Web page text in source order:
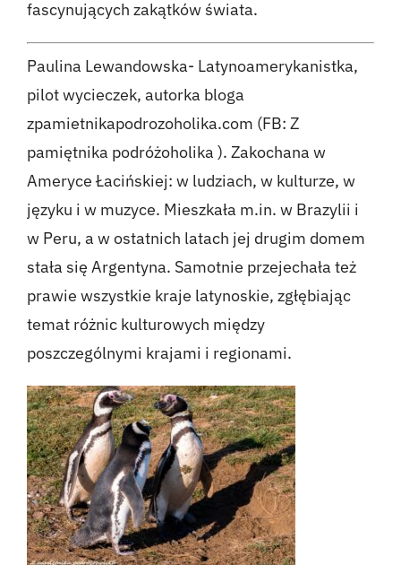
fascynujących zakątków świata.
Paulina Lewandowska- Latynoamerykanistka,
pilot wycieczek, autorka bloga
zpamietnikapodrozoholika.com (FB: Z
pamiętnika podróżoholika ). Zakochana w
Ameryce Łacińskiej: w ludziach, w kulturze, w
języku i w muzyce. Mieszkała m.in. w Brazylii i
w Peru, a w ostatnich latach jej drugim domem
stała się Argentyna. Samotnie przejechała też
prawie wszystkie kraje latynoskie, zgłębiając
temat różnic kulturowych między
poszczególnymi krajami i regionami.